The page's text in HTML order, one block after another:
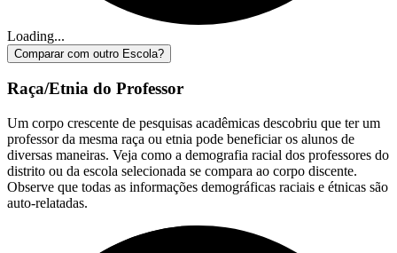
Loading...
Comparar com outro Escola?
Raça/Etnia do Professor
Um corpo crescente de pesquisas acadêmicas descobriu que ter um
professor da mesma raça ou etnia pode beneficiar os alunos de
diversas maneiras. Veja como a demografia racial dos professores do
distrito ou da escola selecionada se compara ao corpo discente.
Observe que todas as informações demográficas raciais e étnicas são
auto-relatadas.